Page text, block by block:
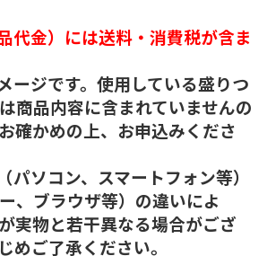
代金）には送料・消費税が含ま
ージです。使用している盛りつ
商品内容に含まれていませんの
確かめの上、お申込みくださ
パソコン、スマートフォン等）
、ブラウザ等）の違いによ
実物と若干異なる場合がござ
めご了承ください。